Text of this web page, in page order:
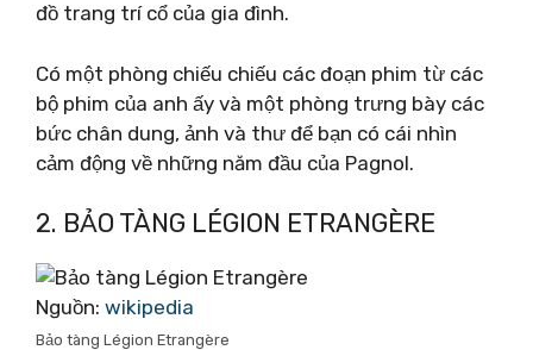
đồ trang trí cổ của gia đình.
Có một phòng chiếu chiếu các đoạn phim từ các
bộ phim của anh ấy và một phòng trưng bày các
bức chân dung, ảnh và thư để bạn có cái nhìn
cảm động về những năm đầu của Pagnol.
2. BẢO TÀNG LÉGION ETRANGÈRE
Nguồn: wikipedia
Bảo tàng Légion Etrangère